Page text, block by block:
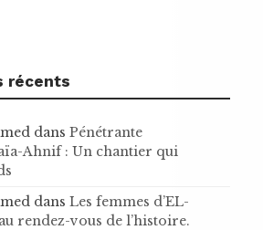
récents
dans Pénétrante
Ahnif : Un chantier qui
dans Les femmes d’EL-
rendez-vous de l’histoire .